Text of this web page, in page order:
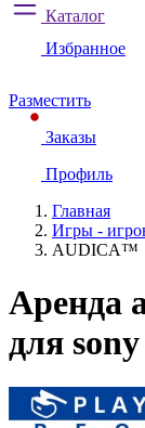
Каталог
Избранное
Разместить
Заказы
Профиль
Главная
Игры -
AUDICA™
Аренда
для